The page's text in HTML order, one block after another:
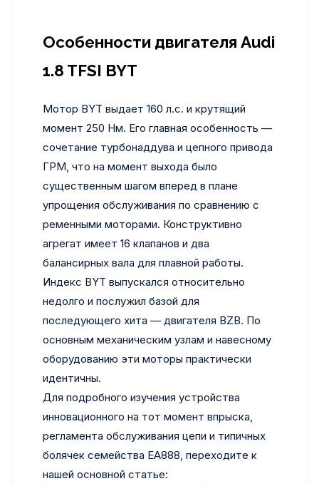
Особенности двигателя Audi
1.8 TFSI BYT
Мотор BYT выдает 160 л.с. и крутящий
момент 250 Нм. Его главная особенность —
сочетание турбонаддува и цепного привода
ГРМ, что на момент выхода было
существенным шагом вперед в плане
упрощения обслуживания по сравнению с
ременными моторами. Конструктивно
агрегат имеет 16 клапанов и два
балансирных вала для плавной работы.
Индекс BYT выпускался относительно
недолго и послужил базой для
последующего хита — двигателя BZB. По
основным механическим узлам и навесному
оборудованию эти моторы практически
идентичны.
Для подробного изучения устройства
инновационного на тот момент впрыска,
регламента обслуживания цепи и типичных
болячек семейства EA888, переходите к
нашей основной статье: